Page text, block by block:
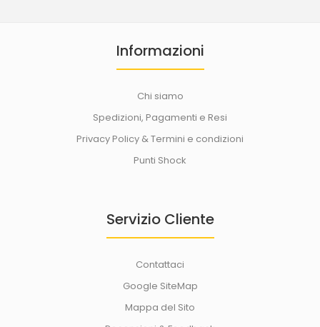
Informazioni
Chi siamo
Spedizioni, Pagamenti e Resi
Privacy Policy & Termini e condizioni
Punti Shock
Servizio Cliente
Contattaci
Google SiteMap
Mappa del Sito